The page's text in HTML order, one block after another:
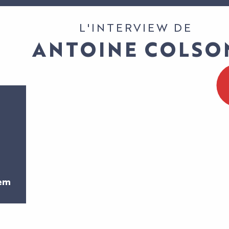
L'INTERVIEW DE
ANTOINE